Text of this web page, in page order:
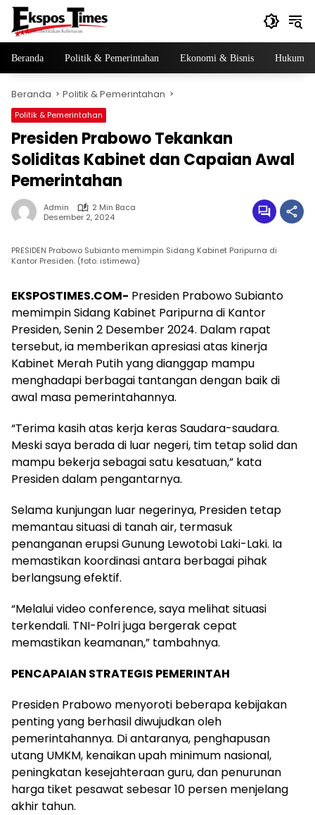
Langsung
konten
Beranda Politik & Pemerintahan Ekonomi & Bisnis Hukum
Beranda Politik & Pemerintahan
Politik & Pemerintahan
Presiden Prabowo Tekankan
Soliditas Kabinet dan Capaian Awal
Pemerintahan
Admin
2 Min Baca
Desember 2, 2024
PRESIDEN Prabowo Subianto memimpin Sidang Kabinet Paripurna di
Kantor Presiden. (foto. istimewa)
EKSPOSTIMES.COM- Presiden Prabowo Subianto
memimpin Sidang Kabinet Paripurna di Kantor
Presiden, Senin 2 Desember 2024. Dalam rapat
tersebut, ia memberikan apresiasi atas kinerja
Kabinet Merah Putih yang dianggap mampu
menghadapi berbagai tantangan dengan baik di
awal masa pemerintahannya.
“Terima kasih atas kerja keras Saudara-saudara.
Meski saya berada di luar negeri, tim tetap solid dan
mampu bekerja sebagai satu kesatuan,” kata
Presiden dalam pengantarnya.
Selama kunjungan luar negerinya, Presiden tetap
memantau situasi di tanah air, termasuk
penanganan erupsi Gunung Lewotobi Laki-Laki. Ia
memastikan koordinasi antara berbagai pihak
berlangsung efektif.
“Melalui video conference, saya melihat situasi
terkendali. TNI-Polri juga bergerak cepat
memastikan keamanan,” tambahnya.
PENCAPAIAN STRATEGIS PEMERINTAH
Presiden Prabowo menyoroti beberapa kebijakan
penting yang berhasil diwujudkan oleh
pemerintahannya. Di antaranya, penghapusan
utang UMKM, kenaikan upah minimum nasional,
peningkatan kesejahteraan guru, dan penurunan
harga tiket pesawat sebesar 10 persen menjelang
akhir tahun.